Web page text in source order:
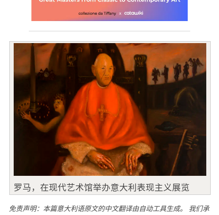
罗马，在现代艺术馆举办意大利表现主义展览
免责声明：本篇意大利语原文的中文翻译由自动工具生成。 我们承